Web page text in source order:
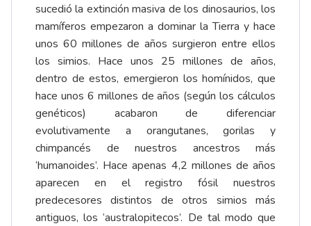
sucedió la extinción masiva de los dinosaurios, los
mamíferos empezaron a dominar la Tierra y hace
unos 60 millones de años surgieron entre ellos
los simios. Hace unos 25 millones de años,
dentro de estos, emergieron los homínidos, que
hace unos 6 millones de años (según los cálculos
genéticos) acabaron de diferenciar
evolutivamente a orangutanes, gorilas y
chimpancés de nuestros ancestros más
‘humanoides’. Hace apenas 4,2 millones de años
aparecen en el registro fósil nuestros
predecesores distintos de otros simios más
antiguos, los ‘australopitecos’. De tal modo que